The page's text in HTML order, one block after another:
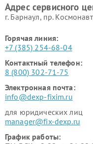
Адрес сервисного
г. Барнаул, ​пр.
Горячая линия:
+7 (385) 254-68-04
Контактный телефон:
8 (800) 302-71-75
Электронная почта:
info@dexp-fixim.ru
для юридических лиц
manager@fix-dexp.ru
График работы: